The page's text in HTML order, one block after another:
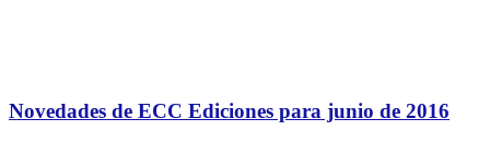
Novedades de ECC Ediciones para junio de 2016